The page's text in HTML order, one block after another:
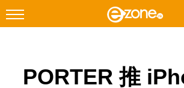
Facebook Instagram
PORTER 推